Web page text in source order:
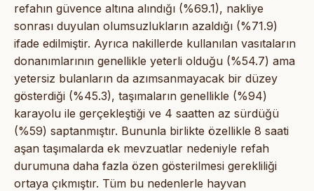
refahın güvence altına alındığı (%69.1), nakliye
sonrası duyulan olumsuzlukların azaldığı (%71.9)
ifade edilmiştir. Ayrıca nakillerde kullanılan vasıtaların
donanımlarının genellikle yeterli olduğu (%54.7) ama
yetersiz bulanların da azımsanmayacak bir düzey
gösterdiği (%45.3), taşımaların genellikle (%94)
karayolu ile gerçekleştiği ve 4 saatten az sürdüğü
(%59) saptanmıştır. Bununla birlikte özellikle 8 saati
aşan taşımalarda ek mevzuatlar nedeniyle refah
durumuna daha fazla özen gösterilmesi gerekliliği
ortaya çıkmıştır. Tüm bu nedenlerle hayvan